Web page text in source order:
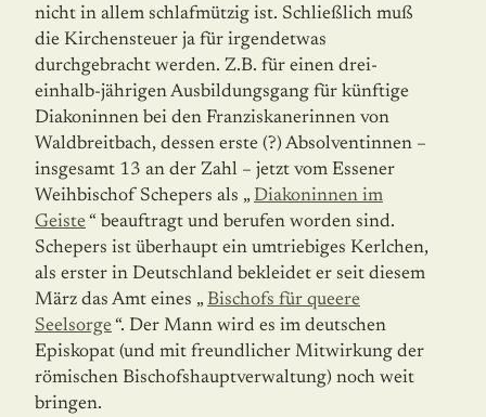
nicht in allem schlafmützig ist. Schließlich muß
die Kirchensteuer ja für irgendetwas
durchgebracht werden. Z.B. für einen drei-
einhalb-jährigen Ausbildungsgang für künftige
Diakoninnen bei den Franziskanerinnen von
Waldbreitbach, dessen erste (?) Absolventinnen –
insgesamt 13 an der Zahl – jetzt vom Essener
Weihbischof Schepers als „ Diakoninnen im
Geiste“ beauftragt und berufen worden sind.
Schepers ist überhaupt ein umtriebiges Kerlchen,
als erster in Deutschland bekleidet er seit diesem
März das Amt eines „ Bischofs für queere
Seelsorge“. Der Mann wird es im deutschen
Episkopat (und mit freundlicher Mitwirkung der
römischen Bischofshauptverwaltung) noch weit
bringen.